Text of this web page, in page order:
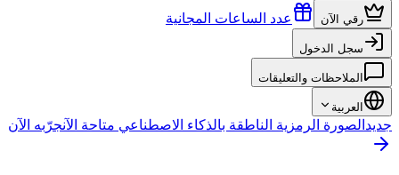
رقي الآن عدد الساعات المجانية
سجل الدخول
الملاحظات والتعليقات
العربية
جديد الصورة الرمزية الناطقة بالذكاء الاصطناعي متاحة الآنجرّبه الآن